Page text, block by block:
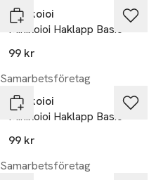
Minikoioi
Minikoioi Haklapp Basic
99 kr
Samarbetsföretag
Minikoioi
Minikoioi Haklapp Basic
99 kr
Samarbetsföretag